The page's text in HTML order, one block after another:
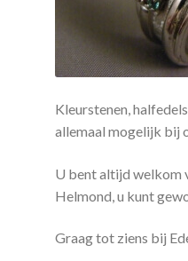
Kleurstenen,
allemaal mogelijk bij
U bent altijd welkom
Helmond, u kunt
Graag tot ziens bij